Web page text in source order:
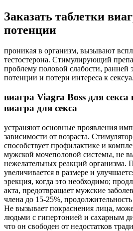
Заказать таблетки
потенции
проникая в организм, вызывают
тестостерона. Стимулирующий
проблему половой слабости, ранней
потенции и потери интереса к
виагра Viagra Boss для секса
виагра для секса
устраняют основные проявления
зависимости от возраста.
способствует профилактике и
мужской мочеполовой системы, не
нежелательных реакций организма.
увеличивается в размере и
эрекция, когда это необходимо;
акта, предотвращает мужские
члена до 15-25%,
Не вызывает покраснения лица,
людьми с гипертонией и сахарным
что он свободен от недостатков